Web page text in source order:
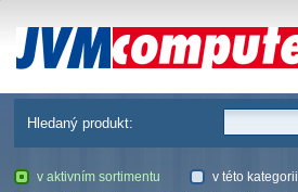
JVM Computers
Hledaný produkt:
v aktivním sortimentu
v této kategorii